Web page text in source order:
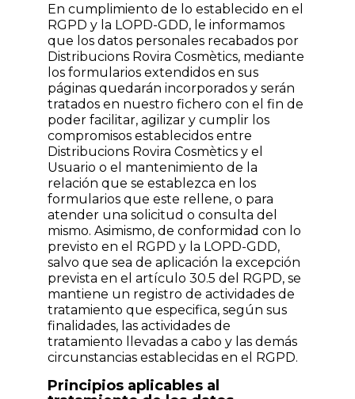
En cumplimiento de lo establecido en el
RGPD y la LOPD-GDD, le informamos
que los datos personales recabados por
Distribucions Rovira Cosmètics, mediante
los formularios extendidos en sus
páginas quedarán incorporados y serán
tratados en nuestro fichero con el fin de
poder facilitar, agilizar y cumplir los
compromisos establecidos entre
Distribucions Rovira Cosmètics y el
Usuario o el mantenimiento de la
relación que se establezca en los
formularios que este rellene, o para
atender una solicitud o consulta del
mismo. Asimismo, de conformidad con lo
previsto en el RGPD y la LOPD-GDD,
salvo que sea de aplicación la excepción
prevista en el artículo 30.5 del RGPD, se
mantiene un registro de actividades de
tratamiento que especifica, según sus
finalidades, las actividades de
tratamiento llevadas a cabo y las demás
circunstancias establecidas en el RGPD.
Principios aplicables al